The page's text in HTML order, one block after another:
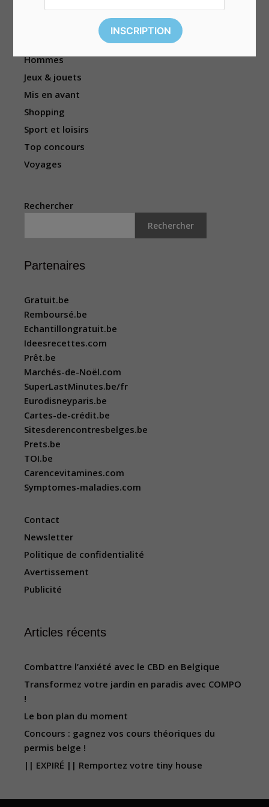
Événements
Hommes
Jeux & jouets
Mis en avant
Shopping
Sport et loisirs
Top concours
Voyages
Rechercher
Rechercher
Partenaires
Gratuit.be
Remboursé.be
Echantillongratuit.be
Ideesrecettes.com
Prêt.be
Marchés-de-Noël.com
SuperLastMinutes.be/fr
Eurodisneyparis.be
Cartes-de-crédit.be
Sitesderencontresbelges.be
Prets.be
TOI.be
Carencevitamines.com
Symptomes-maladies.com
Contact
Newsletter
Politique de confidentialité
Avertissement
Publicité
Articles récents
Combattre l’anxiété avec le CBD en Belgique
Transformez votre jardin en paradis avec COMPO
!
Le bon plan du moment
Concours : gagnez vos cours théoriques du
permis belge !
|| EXPIRÉ || Remportez votre tiny house